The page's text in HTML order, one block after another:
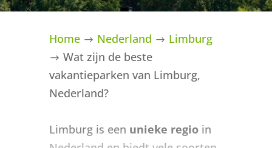
Home $ Nederland $ Limburg
$ Wat zijn de beste
vakantieparken van Limburg,
Nederland?
Limburg is een unieke regioin